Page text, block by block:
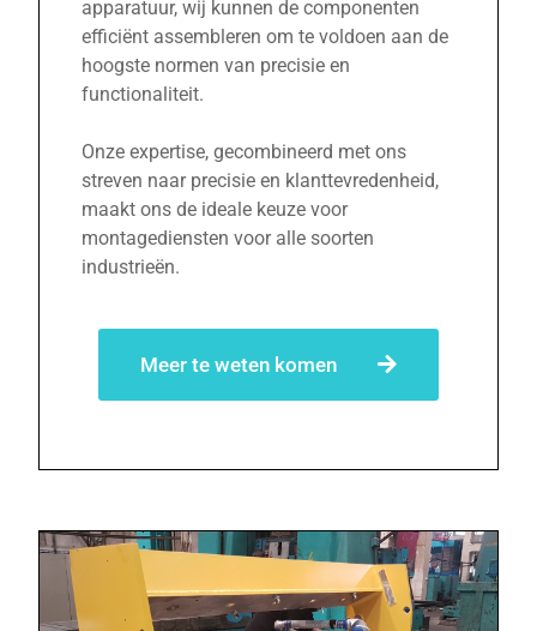
apparatuur, wij kunnen de componenten
efficiënt assembleren om te voldoen aan de
hoogste normen van precisie en
functionaliteit.
Onze expertise, gecombineerd met ons
streven naar precisie en klanttevredenheid,
maakt ons de ideale keuze voor
montagediensten voor alle soorten
industrieën.
Meer te weten komen